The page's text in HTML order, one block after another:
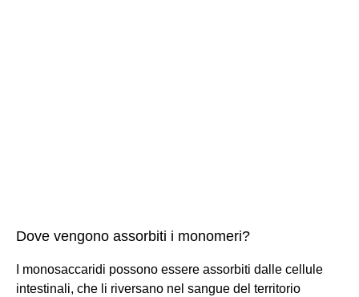
Dove vengono assorbiti i monomeri?
I monosaccaridi possono essere assorbiti dalle cellule
intestinali, che li riversano nel sangue del territorio